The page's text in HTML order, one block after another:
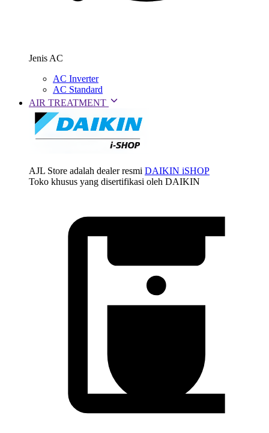
Jenis AC
AC Inverter
AC Standard
AIR TREATMENT
AJL Store adalah dealer resmi DAIKIN iSHOP
Toko khusus yang disertifikasi oleh DAIKIN